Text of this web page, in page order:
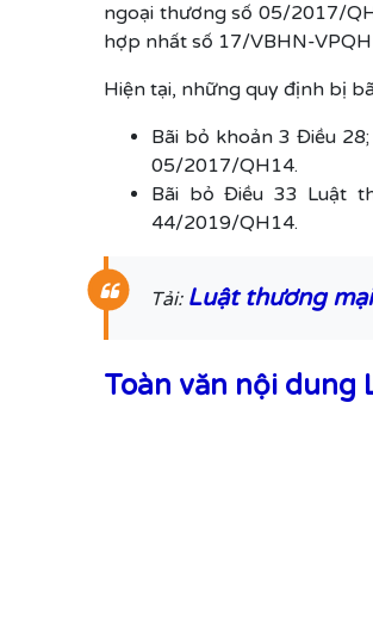
ngoại thương số 05/2017/
hợp nhất số 17/VBHN-
Hiện tại, những quy định bị
Bãi bỏ khoản 3 Điều
05/2017/QH14.
Bãi bỏ Điều 33 Luật
44/2019/QH14.
Tải: Luật thương
Toàn văn nội